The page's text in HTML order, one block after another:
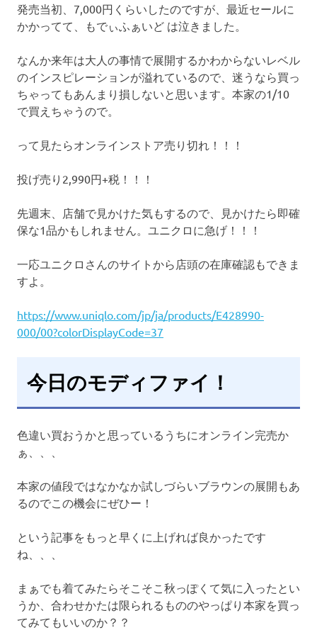
発売当初、7,000円くらいしたのですが、最近セールに
かかってて、もでぃふぁいど は泣きました。
なんか来年は大人の事情で展開するかわからないレベル
のインスピレーションが溢れているので、迷うなら買っ
ちゃってもあんまり損しないと思います。本家の1/10
で買えちゃうので。
って見たらオンラインストア売り切れ！！！
投げ売り2,990円+税！！！
先週末、店舗で見かけた気もするので、見かけたら即確
保な1品かもしれません。ユニクロに急げ！！！
一応ユニクロさんのサイトから店頭の在庫確認もできま
すよ。
https://www.uniqlo.com/jp/ja/products/E428990-
000/00?colorDisplayCode=37
今日のモディファイ！
色違い買おうかと思っているうちにオンライン完売か
ぁ、、、
本家の値段ではなかなか試しづらいブラウンの展開もあ
るのでこの機会にぜひー！
という記事をもっと早くに上げれば良かったです
ね、、、
まぁでも着てみたらそこそこ秋っぽくて気に入ったとい
うか、合わせかたは限られるもののやっぱり本家を買っ
てみてもいいのか？？